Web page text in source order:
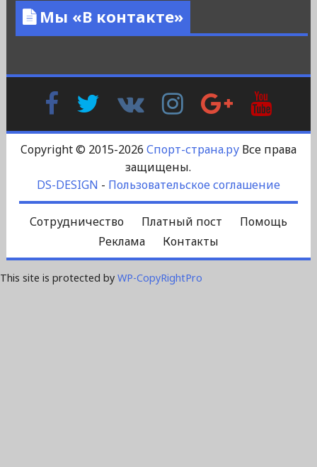
Мы «В контакте»
FacebookTwitter
Контакте
InstagramGoogle
Plus
Copyright © 2015-2026 Спорт-страна.руВсе права
защищены.
DS-DESIGN - Пользовательское соглашение
Сотрудничество Платный пост
Помощь
Реклама
Контакты
This site is protected by WP-CopyRightPro